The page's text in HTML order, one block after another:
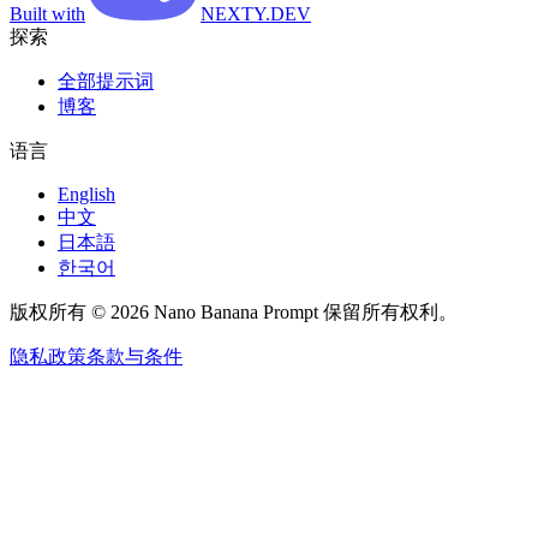
Built with
NEXTY.DEV
探索
全部提示词
博客
语言
English
中文
日本語
한국어
版权所有 © 2026 Nano Banana Prompt 保留所有权利。
隐私政策条款与条件